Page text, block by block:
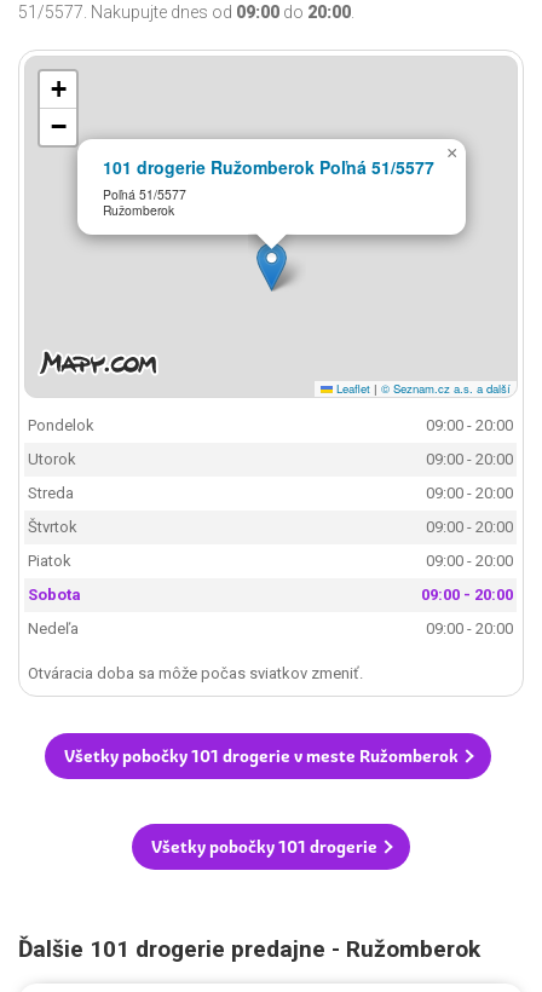
51/5577. Nakupujte dnes od 09:00 do 20:00
101 drogerie Ružomberok Poľná 51/5577
Poľná 51/5577
Ružomberok
×
+
−
Leaflet | © Seznam.cz a.s. a další
Pondelok
09:00 - 20:00
Utorok
09:00 - 20:00
Streda
09:00 - 20:00
Štvrtok
09:00 - 20:00
Piatok
09:00 - 20:00
Sobota
09:00 - 20:00
Nedeľa
09:00 - 20:00
Otváracia doba sa môže počas sviatkov zmeniť.
Všetky pobočky 101 drogerie v meste Ružomberok
Všetky pobočky 101 drogerie
Ďalšie 101 drogerie predajne - Ružomberok